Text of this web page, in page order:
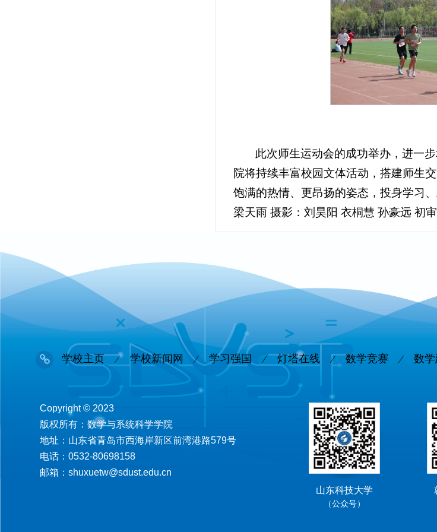
此次师生运动会的成功举办，进一
院将持续丰富校园文体活动，搭建师生
饱满的热情、更昂扬的姿态，投身学习
梁天雨 摄影：刘昊阳 衣桐慧 孙豪远 初
学校主页 学校新闻网 学习强国 灯塔在线 数学竞赛 数
Copyright © 2023
版权所有：数学与系统科学学院
地址：山东省青岛市西海岸新区前湾港路579号
电话：0532-80698158
邮箱：shuxuetw@sdust.edu.cn
山东科技大学
（公众号）